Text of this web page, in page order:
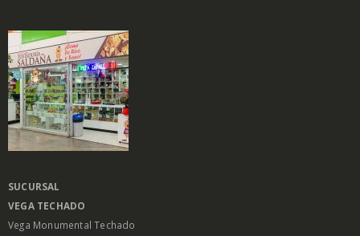
SUCURSAL
VEGA TECHADO
Vega Monumental Techado